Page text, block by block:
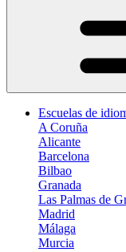
Escuelas de
A Coruña
Alicante
Barcelona
Bilbao
Granada
Las Palmas de
Madrid
Málaga
Murcia